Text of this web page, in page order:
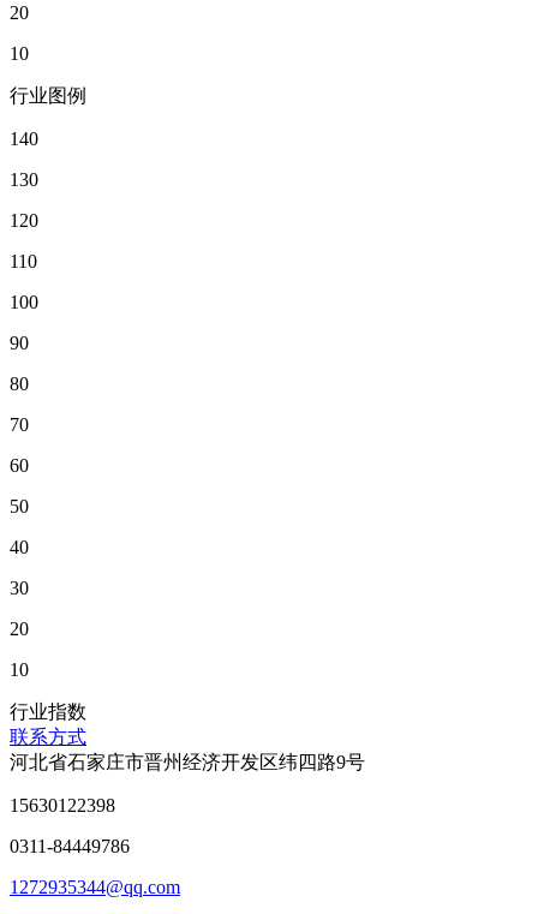
20
10
行业图例
140
130
120
110
100
90
80
70
60
50
40
30
20
10
行业指数
联系方式
河北省石家庄市晋州经济开发区纬四路9号
15630122398
0311-84449786
1272935344@qq.com